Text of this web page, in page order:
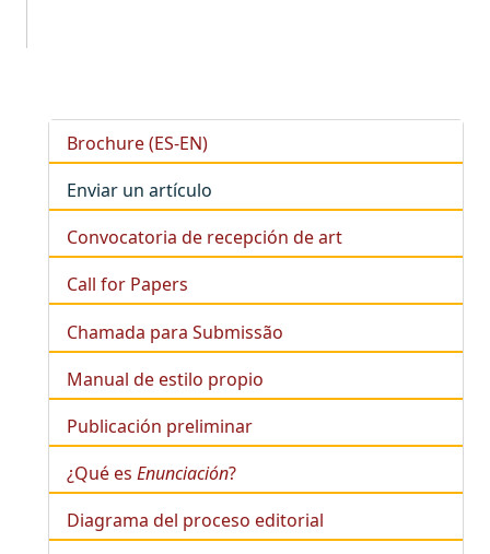
Brochure (ES-EN)
Enviar un artículo
Convocatoria de recepción de art
Call for Papers
Chamada para Submissão
Manual de estilo propio
Publicación preliminar
¿Qué es Enunciación?
Diagrama del proceso editorial